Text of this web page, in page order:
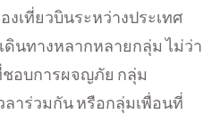
เที่ยวบินระหว่างประเทศ
ดินทางหลากหลายกลุ่ม ไม่ว่า
ชอบการผจญภัย กลุ่ม
ลาร่วมกัน หรือกลุ่มเพื่อนที่